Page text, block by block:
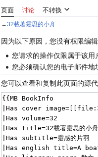
页面 讨论 不转换
←32載著靈思的小舟
因为以下原因，您没有权限编辑
您请求的操作仅限属于该
您必须确认您的电子邮件
您可以查看和复制此页面的源代